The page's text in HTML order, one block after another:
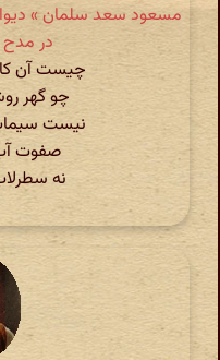
در
چیست آن
چو گهر
نیست
صفوت
نه